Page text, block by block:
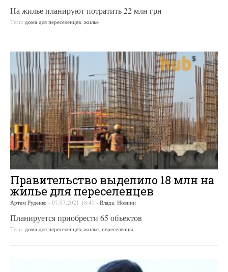
На жилье планируют потратить 22 млн грн
Теги: дома для переселенцев, жилье
Правительство выделило 18 млн на
жилье для переселенцев
Артем Руденко - 07.07.2021 18:41 - Влада Новини
Планируется приобрести 65 объектов
Теги: дома для переселенцев жилье переселенцы